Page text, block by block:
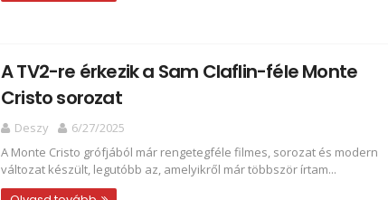
A TV2-re érkezik a Sam Claflin-féle Monte
Cristo sorozat
Deszy
6/27/2025
A Monte Cristo grófjából már rengetegféle filmes, sorozat és modern
változat készült, legutóbb az, amelyikről már többször írtam...